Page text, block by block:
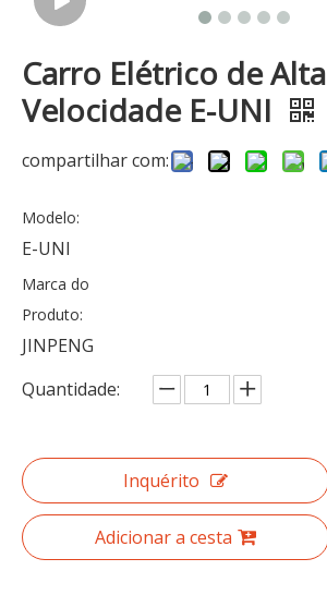
Carro Elétrico de Alta
Velocidade E-UNI
compartilhar com:
Modelo:
E-UNI
Marca do
Produto:
JINPENG
Quantidade:
Inquérito
Adicionar a cesta